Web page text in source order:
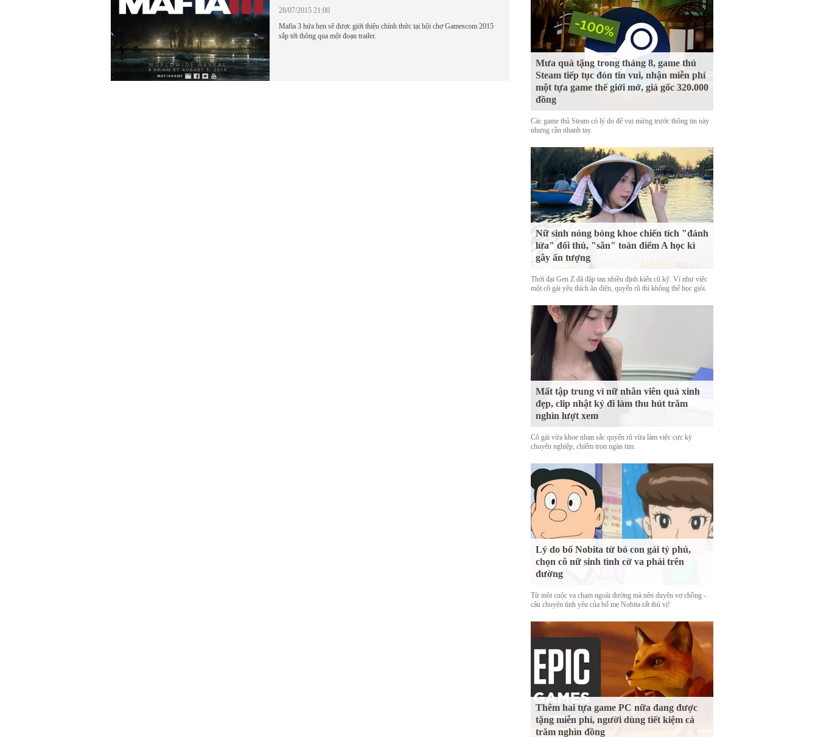
28/07/2015 21:00
Mafia 3 hứa hẹn sẽ được giới thiệu chính thức tại hội chợ Gamescom 2015
sắp tới thông qua một đoạn trailer.
Mưa quà tặng trong tháng 8, game thủ
Steam tiếp tục đón tin vui, nhận miễn phí
một tựa game thế giới mở, giá gốc 320.000
đồng
Các game thủ Steam có lý do để vui mừng trước thông tin này
nhưng cần nhanh tay.
Nữ sinh nóng bỏng khoe chiến tích "đánh
lừa" đối thủ, "săn" toàn điểm A học kì
gây ấn tượng
Thời đại Gen Z đã đập tan nhiều định kiến cũ kỹ. Ví như việc
một cô gái yêu thích ăn diện, quyến rũ thì không thể học giỏi.
Mất tập trung vì nữ nhân viên quá xinh
đẹp, clip nhật ký đi làm thu hút trăm
nghìn lượt xem
Cô gái vừa khoe nhan sắc quyến rũ vừa làm việc cực kỳ
chuyên nghiệp, chiếm trọn ngàn tim.
Lý do bố Nobita từ bỏ con gái tỷ phú,
chọn cô nữ sinh tình cờ va phải trên
đường
Từ một cuộc va chạm ngoài đường mà nên duyên vợ chồng -
câu chuyện tình yêu của bố mẹ Nobita rất thú vị!
Thêm hai tựa game PC nữa đang được
tặng miễn phí, người dùng tiết kiệm cả
trăm nghìn đồng